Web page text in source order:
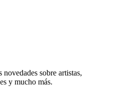
sobre artistas,
y mucho más.